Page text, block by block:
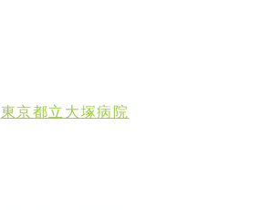
東京都立大塚病院